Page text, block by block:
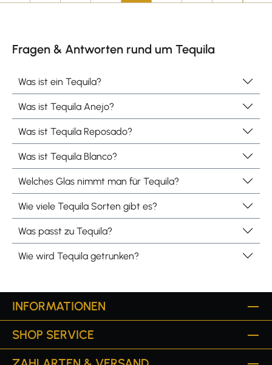
Fragen & Antworten rund um Tequila
Was ist ein Tequila?
Was ist Tequila Anejo?
Was ist Tequila Reposado?
Was ist Tequila Blanco?
Welches Glas nimmt man für Tequila?
Wie viele Tequila Sorten gibt es?
Was passt zu Tequila?
Wie wird Tequila getrunken?
INFORMATIONEN
SHOP SERVICE